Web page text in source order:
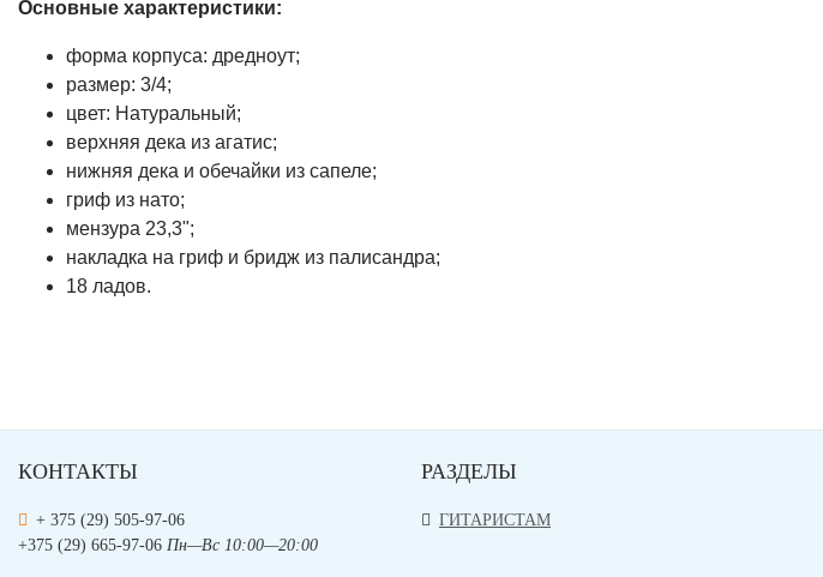
Основные характеристики:
форма корпуса: дредноут;
размер: 3/4;
цвет: Натуральный;
верхняя дека из агатис;
нижняя дека и обечайки из сапеле;
гриф из нато;
мензура 23,3";
накладка на гриф и бридж из палисандра;
18 ладов.
КОНТАКТЫ
+ 375 (29) 505-97-06
+375 (29) 665-97-06 Пн—Вс 10:00—20:00
РАЗДЕЛЫ
ГИТАРИСТАМ